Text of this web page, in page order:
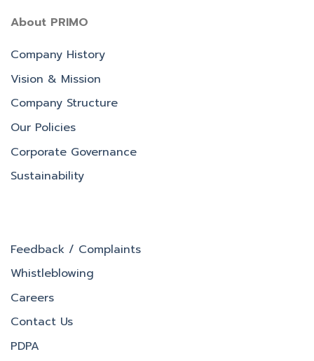
About PRIMO
Company History
Vision & Mission
Company Structure
Our Policies
Corporate Governance
Sustainability
Feedback / Complaints
Whistleblowing
Careers
Contact Us
PDPA